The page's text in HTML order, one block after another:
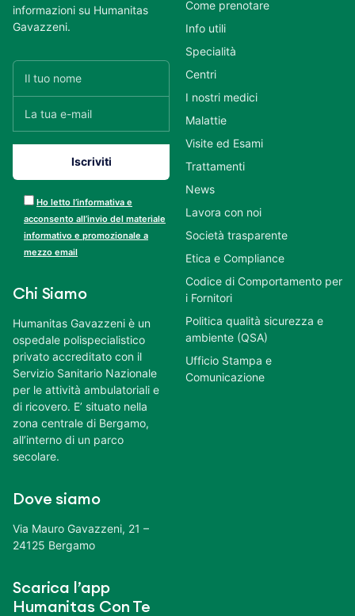
informazioni su Humanitas
Gavazzeni.
Ho letto l’informativa e
acconsento all’invio del materiale
informativo e promozionale a
mezzo email
Chi Siamo
Humanitas Gavazzeni è un
ospedale polispecialistico
privato accreditato con il
Servizio Sanitario Nazionale
per le attività ambulatoriali e
di ricovero. E’ situato nella
zona centrale di Bergamo,
all’interno di un parco
secolare.
Dove siamo
Via Mauro Gavazzeni, 21 –
24125 Bergamo
Scarica l’app
Humanitas Con Te
Come prenotare
Info utili
Specialità
Centri
I nostri medici
Malattie
Visite ed Esami
Trattamenti
News
Lavora con noi
Società trasparente
Etica e Compliance
Codice di Comportamento per
i Fornitori
Politica qualità sicurezza e
ambiente (QSA)
Ufficio Stampa e
Comunicazione